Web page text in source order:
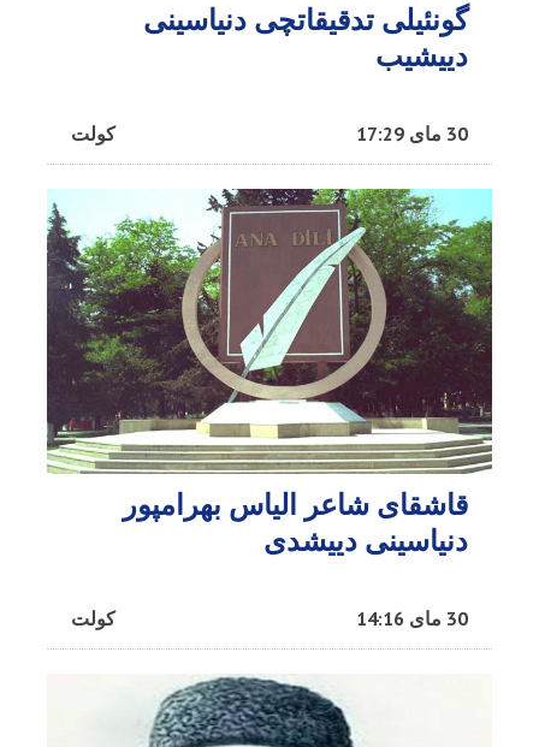
گونئیلی تدقیقاتچی دنیاسینی
دییشیب
کولت 30 مای 17:29
قاشقای شاعر الیاس بهرامپور
دنیاسینی دییشدی
کولت 30 مای 14:16